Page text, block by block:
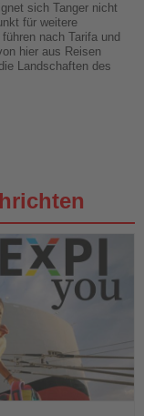
sich Tanger nicht
für weitere
nach Tarifa und
hier aus Reisen
Landschaften des